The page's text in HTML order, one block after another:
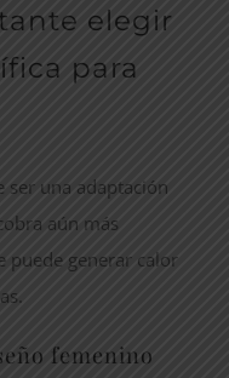
elegir
para
ser una adaptación
aún más
puede generar calor
femenino